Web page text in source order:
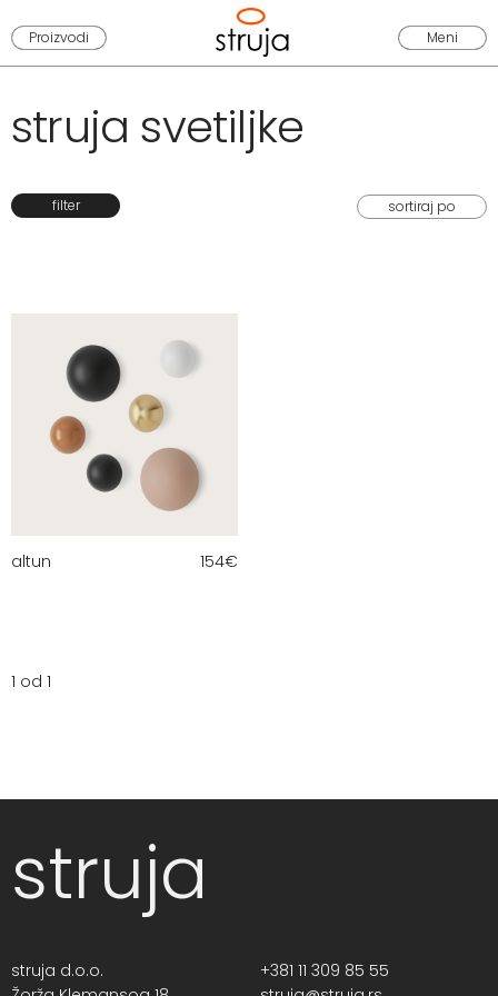
Proizvodi Meni
struja svetiljke
filter
altun 154€
1 od 1
struja
struja d.o.o.
+381 11 309 85 55